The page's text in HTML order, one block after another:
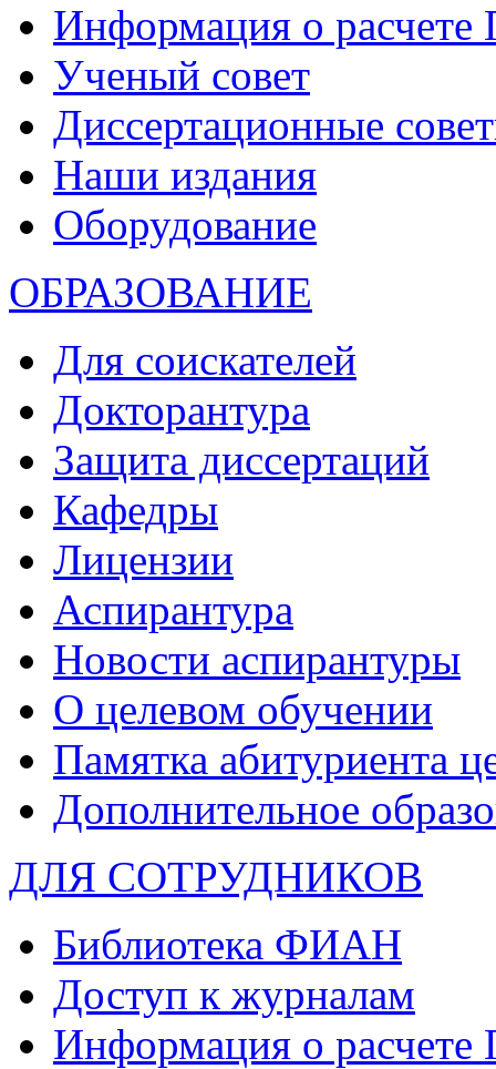
Информация о
Ученый совет
Диссертационные
Наши издания
Оборудование
ОБРАЗОВАНИЕ
Для соискателей
Докторантура
Защита диссертаций
Кафедры
Лицензии
Аспирантура
Новости аспирантуры
О целевом обучении
Памятка абитуриента
Дополнительное
ДЛЯ СОТРУДНИКОВ
Библиотека ФИАН
Доступ к журналам
Информация о